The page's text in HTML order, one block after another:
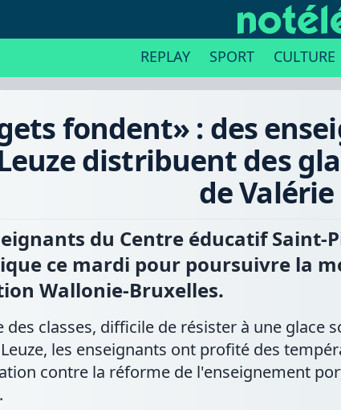
REPLAY SPORT CULTURE
fondent» : des
distribuent des
de
du Centre éducatif
ce mardi pour poursuivre la
Wallonie-Bruxelles.
des classes, difficile de résister à une glace
les enseignants ont profité des
contre la réforme de l'enseignement